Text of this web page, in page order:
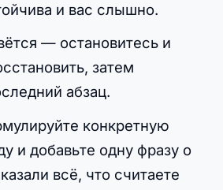
и вас слышно.
— остановитесь и
затем
абзац.
конкретную
и добавьте одну фразу о
всё, что считаете